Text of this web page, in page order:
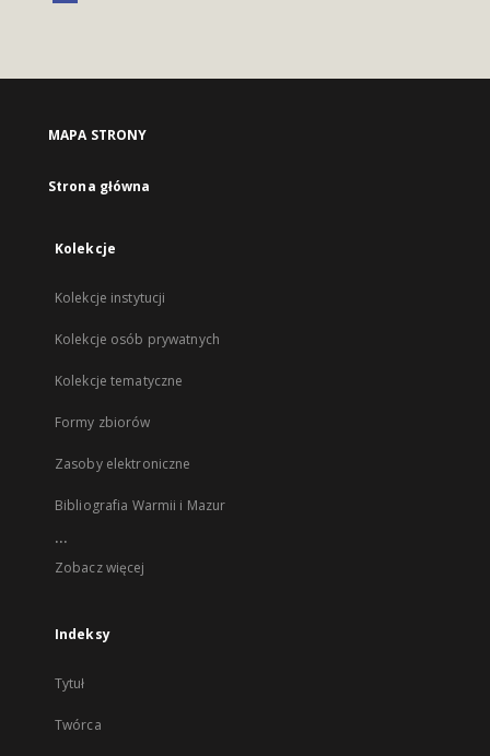
MAPA STRONY
Strona główna
Kolekcje
Kolekcje instytucji
Kolekcje osób prywatnych
Kolekcje tematyczne
Formy zbiorów
Zasoby elektroniczne
Bibliografia Warmii i Mazur
...
Zobacz więcej
Indeksy
Tytuł
Twórca